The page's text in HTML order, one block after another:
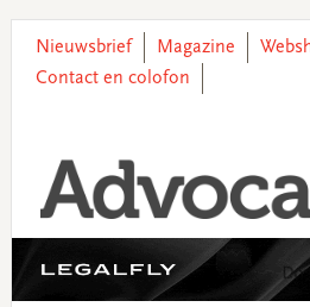
primary
main
primary
footer
Nieuwsbrief Magazine
Contact en colofon